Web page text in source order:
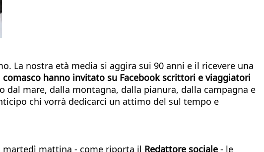
La nostra età media si aggira sui 90 anni e il ricevere una
hanno invitato su Facebook scrittori e viaggiatori
dal mare, dalla montagna, dalla pianura, dalla campagna e
chi vorrà dedicarci un attimo del sul tempo e
martedì mattina - come riporta il Redattore sociale - le